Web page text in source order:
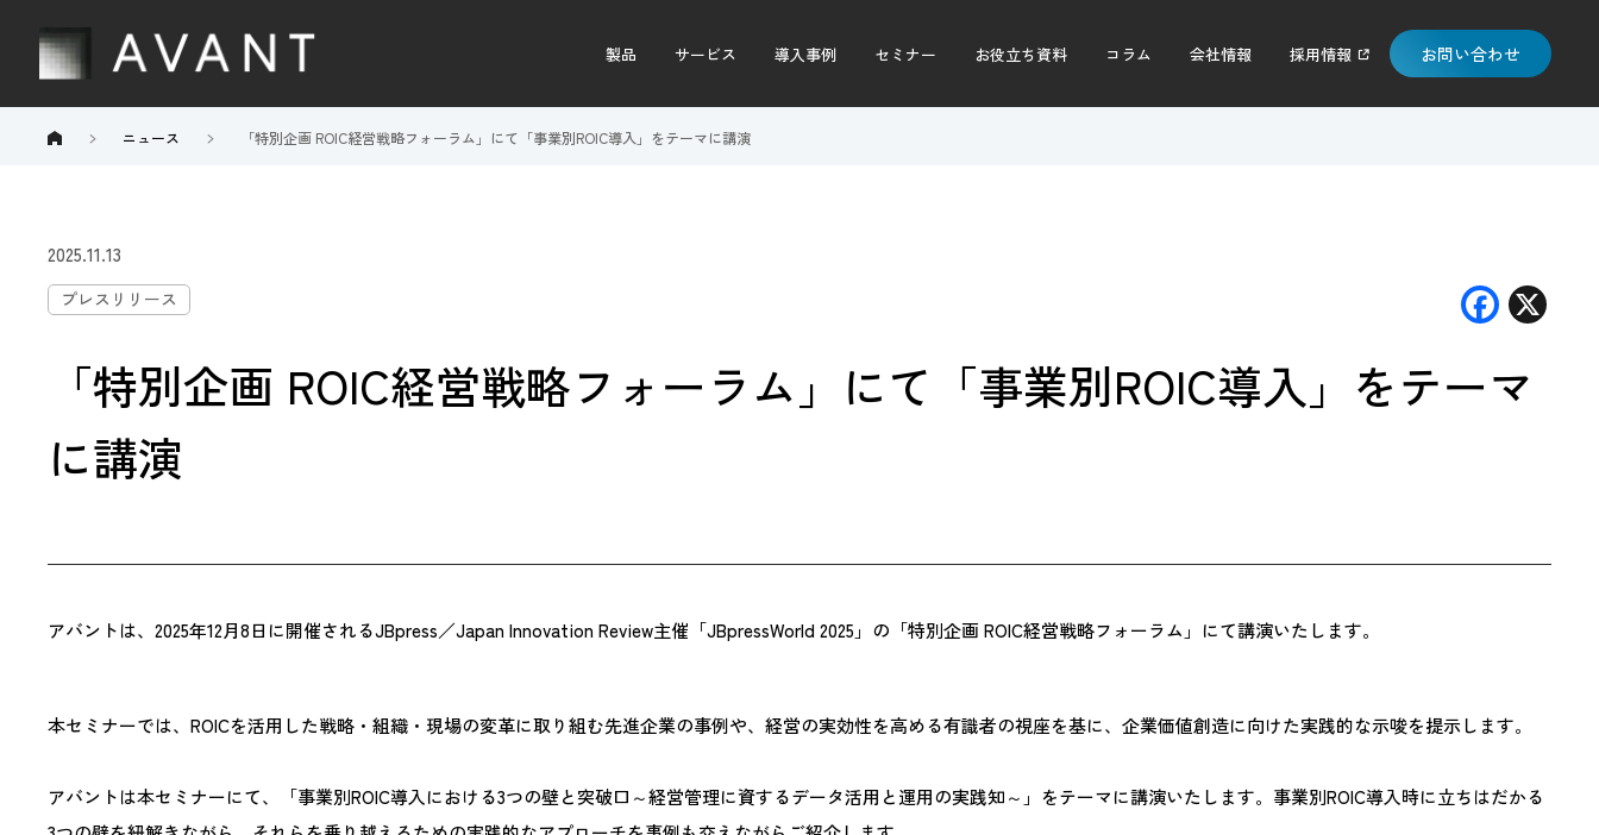
製品 サービス 導入事例 セミナー お役立ち資料 コラム 会社情報 採用情報 お問い合わせ
ニュース 「特別企画 ROIC経営戦略フォーラム」にて「事業別ROIC導入」をテーマに講演
2025.11.13
プレスリリース F
e
b
「特別企画 ROIC経営戦略フォーラム」にて「事業別ROIC導入」をテーマ
に講演
アバントは、2025年12月8日に開催されるJBpress／Japan Innovation Review主催「JBpressWorld 2025」の「特別企画 ROIC経営戦略フォーラム」にて講演いたします。
本セミナーでは、ROICを活用した戦略・組織・現場の変革に取り組む先進企業の事例や、経営の実効性を高める有識者の視座を基に、企業価値創造に向けた実践的な示唆を提示します。
アバントは本セミナーにて、「事業別ROIC導入における3つの壁と突破口～経営管理に資するデータ活用と運用の実践知～」をテーマに講演いたします。事業別ROIC導入時に立ちはだかる